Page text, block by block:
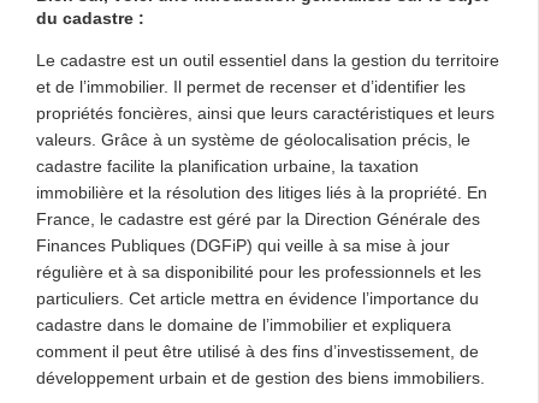
du cadastre :
Le cadastre est un outil essentiel dans la gestion du territoire
et de l’immobilier. Il permet de recenser et d’identifier les
propriétés foncières, ainsi que leurs caractéristiques et leurs
valeurs. Grâce à un système de géolocalisation précis, le
cadastre facilite la planification urbaine, la taxation
immobilière et la résolution des litiges liés à la propriété. En
France, le cadastre est géré par la Direction Générale des
Finances Publiques (DGFiP) qui veille à sa mise à jour
régulière et à sa disponibilité pour les professionnels et les
particuliers. Cet article mettra en évidence l’importance du
cadastre dans le domaine de l’immobilier et expliquera
comment il peut être utilisé à des fins d’investissement, de
développement urbain et de gestion des biens immobiliers.